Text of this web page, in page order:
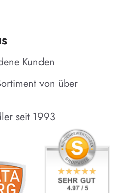
Kunden
von über
seit 1993